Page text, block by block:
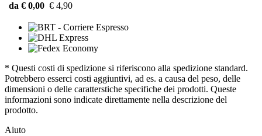
da € 0,00 € 4,90
* Questi costi di spedizione si riferiscono alla spedizione standard.
Potrebbero esserci costi aggiuntivi, ad es. a causa del peso, delle
dimensioni o delle caratterstiche specifiche dei prodotti. Queste
informazioni sono indicate direttamente nella descrizione del
prodotto.
Aiuto